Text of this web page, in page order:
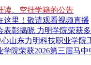
读、空挂学籍的公告
这里！敬请观看视频直播
表彰揭晓 力明学院荣获
山东力明科技职业学院
院荣获2026第三届马